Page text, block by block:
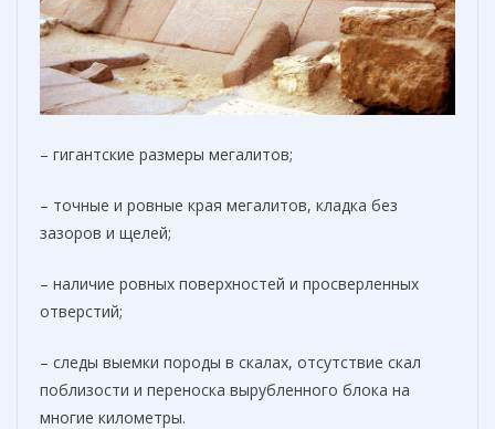
– гигантские размеры мегалитов;
– точные и ровные края мегалитов, кладка без
зазоров и щелей;
– наличие ровных поверхностей и просверленных
отверстий;
– следы выемки породы в скалах, отсутствие скал
поблизости и переноска вырубленного блока на
многие километры.